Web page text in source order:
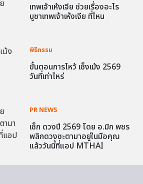
เทพเจ้าเห้งเจีย ช่วยเรื่องอะไร
บูชาเทพเจ้าเห้งเจีย ที่ไหน
พิธีกรรม
ขั้นตอนการไหว้ เช็งเม้ง 2569
วันที่เท่าไหร่
PR NEWS
เช็ก ดวงปี 2569 โดย อ.มิก พชร
พลิกดวงชะตามาอยู่ในมือคุณ
แล้ววันนี้ที่แอป MTHAI